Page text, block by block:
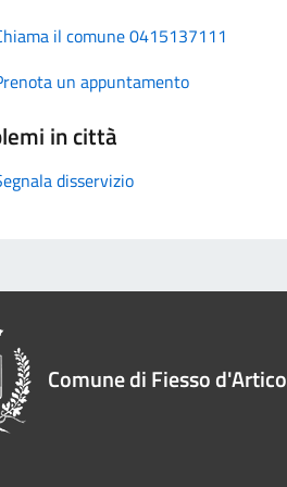
il comune 0415137111
un appuntamento
in città
disservizio
Comune di Fiesso d'Artico